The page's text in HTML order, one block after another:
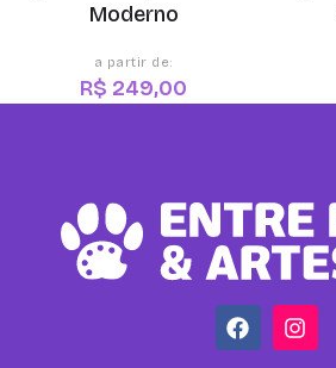
Moderno
R$ 249,00